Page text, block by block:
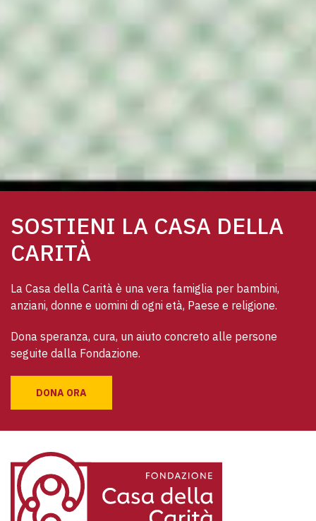
SOSTIENI LA CASA DELLA
CARITÀ
La Casa della Carità è una vera famiglia per bambini,
anziani, donne e uomini di ogni età, Paese e religione.
Dona speranza, cura, un aiuto concreto alle persone
seguite dalla Fondazione.
DONA ORA